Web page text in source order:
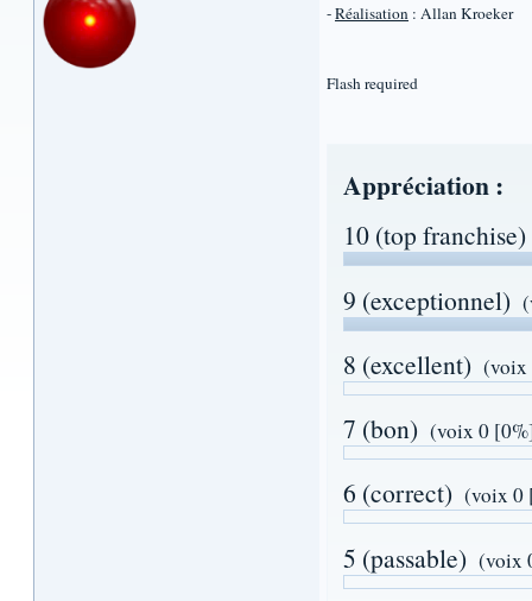
-Réalisation : Allan Kroeker
Flash required
Appréciation :
10 (top franchise)
9 (exceptionnel)
8 (excellent) (voix
7 (bon) (voix 0
6 (correct) (voix 0
5 (passable) (voix